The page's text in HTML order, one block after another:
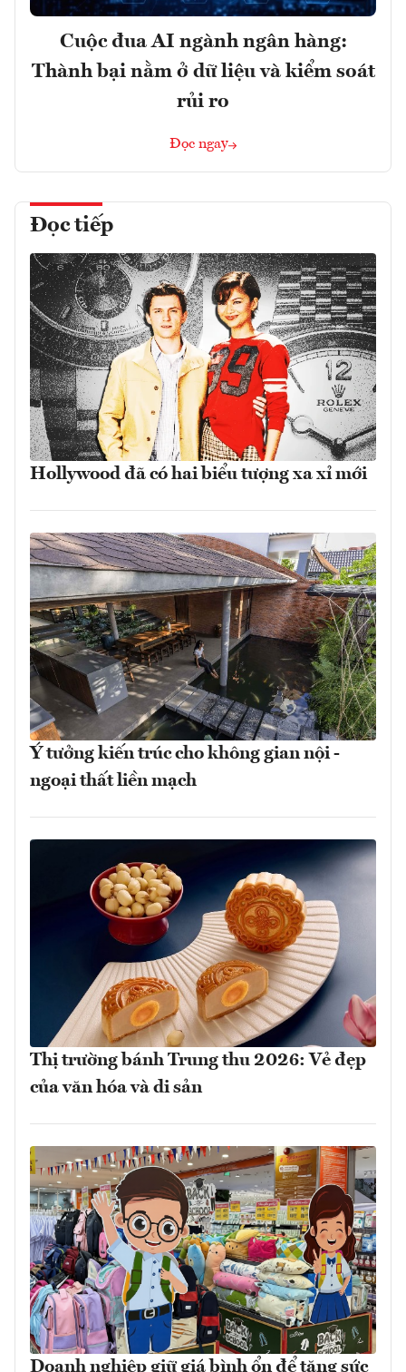
Cuộc đua AI ngành ngân hàng:
Thành bại nằm ở dữ liệu và kiểm soát
rủi ro
Đọc ngay
Đọc tiếp
Hollywood đã có hai biểu tượng xa xỉ mới
Ý tưởng kiến trúc cho không gian nội -
ngoại thất liền mạch
Thị trường bánh Trung thu 2026: Vẻ đẹp
của văn hóa và di sản
Doanh nghiệp giữ giá bình ổn để tăng sức